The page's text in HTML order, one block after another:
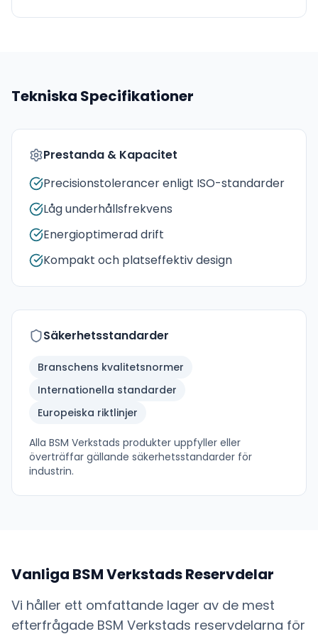
Tekniska Specifikationer
Prestanda & Kapacitet
Precisionstolerancer enligt ISO-standarder
Låg underhållsfrekvens
Energioptimerad drift
Kompakt och platseffektiv design
Säkerhetsstandarder
Branschens kvalitetsnormer
Internationella standarder
Europeiska riktlinjer
Alla BSM Verkstads produkter uppfyller eller
överträffar gällande säkerhetsstandarder för
industrin.
Vanliga BSM VerkstadsReservdelar
Vi håller ett omfattande lager av de mest
efterfrågade BSM Verkstads reservdelarna för